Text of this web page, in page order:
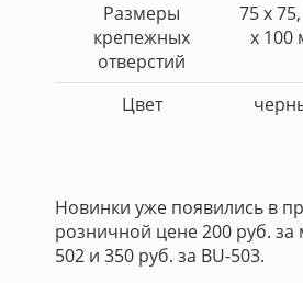
Размеры
крепежных
отверстий
75 х
х 100
Цвет
Новинки уже появились в
розничной цене 200 руб. за
502 и 350 руб. за BU-503.